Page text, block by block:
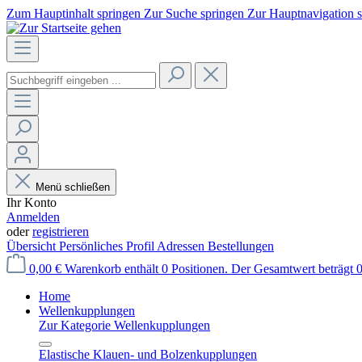
Zum Hauptinhalt springen Zur Suche springen Zur Hauptnavigation
Menü schließen
Ihr Konto
Anmelden
oderregistrieren
Übersicht Persönliches Profil Adressen Bestellungen
0,00 € Warenkorb enthält 0 Positionen. Der Gesamtwert beträgt
Home
Wellenkupplungen
Zur Kategorie Wellenkupplungen
Elastische Klauen- und Bolzenkupplungen